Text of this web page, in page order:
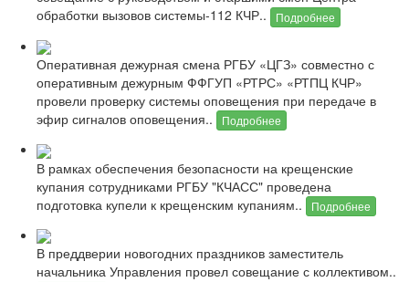
обработки вызовов системы-112 КЧР..
Подробнее
Оперативная дежурная смена РГБУ «ЦГЗ» совместно с
оперативным дежурным ФФГУП «РТРС» «РТПЦ КЧР»
провели проверку системы оповещения при передаче в
эфир сигналов оповещения..
Подробнее
В рамках обеспечения безопасности на крещенские
купания сотрудниками РГБУ "КЧАСС" проведена
подготовка купели к крещенским купаниям..
Подробнее
В преддверии новогодних праздников заместитель
начальника Управления провел совещание с коллективом..